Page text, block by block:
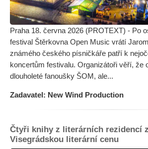
Praha 18. června 2026 (PROTEXT) - Po
festival Štěrkovna Open Music vrátí
známého českého písničkáře patří k
koncertům festivalu. Organizátoři věří, že
dlouholeté fanoušky ŠOM, ale...
Zadavatel: New Wind Production
Čtyři knihy z literárních rezidencí
Visegrádskou literární cenu